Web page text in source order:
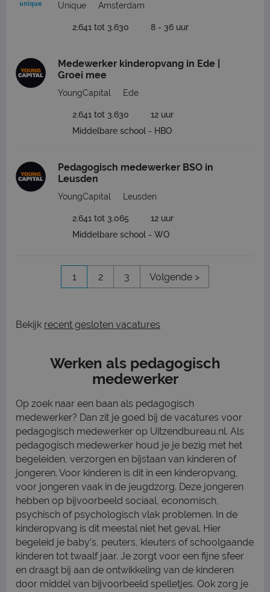
Unique Amsterdam
2.641 tot 3.630 8 - 36 uur
Medewerker kinderopvang in Ede |
Groei mee
YoungCapital Ede
2.641 tot 3.630
12 uur
Middelbare school - HBO
Pedagogisch medewerker BSO in
Leusden
YoungCapital Leusden
2.641 tot 3.065
12 uur
Middelbare school - WO
1 2 3 Volgende >
Bekijk recent gesloten vacatures
Werken als pedagogisch
medewerker
Op zoek naar een baan als pedagogisch
medewerker? Dan zit je goed bij de vacatures voor
pedagogisch medewerker op Uitzendbureau.nl. Als
pedagogisch medewerker houd je je bezig met het
begeleiden, verzorgen en bijstaan van kinderen of
jongeren. Voor kinderen is dit in een kinderopvang,
voor jongeren vaak in de jeugdzorg. Deze jongeren
hebben op bijvoorbeeld sociaal, economisch,
psychisch of psychologisch vlak problemen. In de
kinderopvang is dit meestal niet het geval. Hier
begeleid je baby’s, peuters, kleuters of schoolgaande
kinderen tot twaalf jaar. Je zorgt voor een fijne sfeer
en draagt bij aan de ontwikkeling van de kinderen
door middel van bijvoorbeeld spelletjes. Ook zorg je